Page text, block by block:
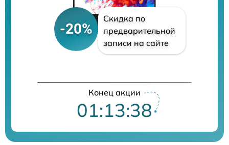
-20%
Скидка по
предварительной
записи на сайте
Конец акции
01:13:37